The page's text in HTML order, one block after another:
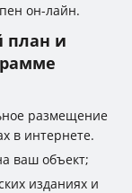
он-лайн.
план и
размещение
в интернете.
ваш объект;
изданиях и